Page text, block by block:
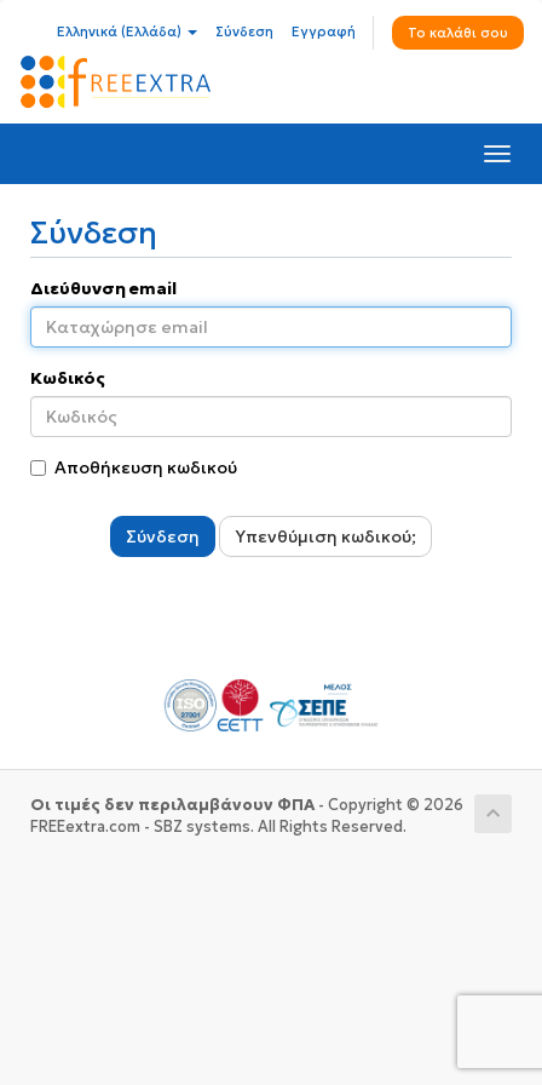
Ελληνικά (Ελλάδα) Σύνδεση Εγγραφή Το καλάθι σου
Σύνδεση
Διεύθυνση email
Κωδικός
Αποθήκευση κωδικού
Υπενθύμιση κωδικού;
Οι τιμές δεν περιλαμβάνουν ΦΠΑ- Copyright © 2026
FREEextra.com - SBZ systems. All Rights Reserved.